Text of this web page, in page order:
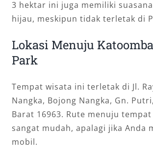
3 hektar ini juga memiliki
hijau, meskipun tidak terletak di
Lokasi Menuju
Park
Tempat wisata ini terletak di Jl.
Nangka, Bojong Nangka, Gn.
Barat 16963. Rute menuju
sangat mudah, apalagi jika Anda
mobil.